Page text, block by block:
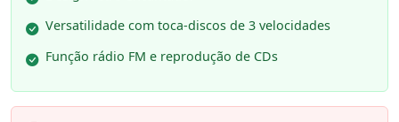
Versatilidade com toca-discos de 3 velocidades
Função rádio FM e reprodução de CDs